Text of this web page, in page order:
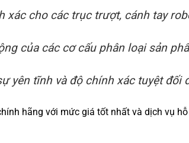
xác cho các trục trượt, cánh tay
của các cơ cấu phân loại sản
yên tĩnh và độ chính xác tuyệt đối
hãng với mức giá tốt nhất và dịch vụ